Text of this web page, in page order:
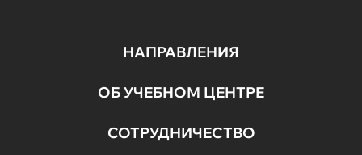
НАПРАВЛЕНИЯ
ОБ УЧЕБНОМ ЦЕНТРЕ
СОТРУДНИЧЕСТВО